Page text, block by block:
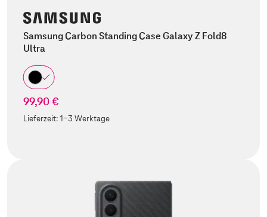
Samsung Carbon Standing Case Galaxy Z Fold8
Ultra
99,90 €
Lieferzeit:1-3 Werktage